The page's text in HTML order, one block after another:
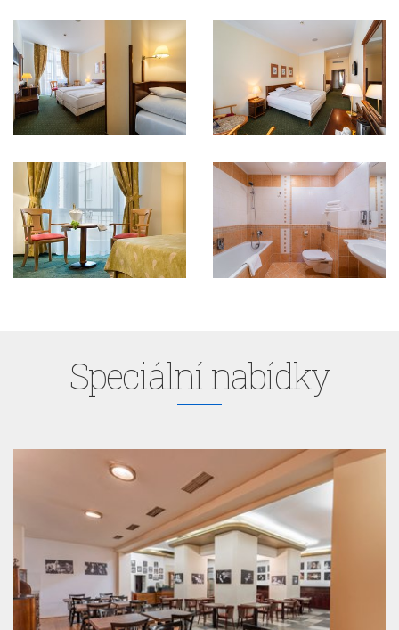
Speciální nabídky